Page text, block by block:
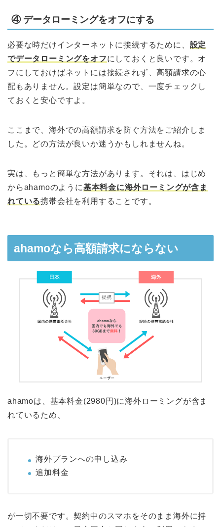
④ データローミングをオフにする
必要な時だけインターネットに接続するために、 設定
でデータローミングをオフにしておくと良いです。オ
フにしておけばネットには接続されず、高額請求の心
配もありません。設定は簡単なので、一度チェックし
ておくと安心ですよ。
ここまで、海外での高額請求を防ぐ方法をご紹介しま
した。どの方法が良いか迷うかもしれませんね。
実は、もっと簡単な方法があります。それは、はじめ
からahamoのように基本料金に海外ローミングが含ま
れている携帯会社を利用することです。
ahamoなら高額請求にならない
ahamoは、基本料金(2980円)に海外ローミングが含ま
れているため、
海外プランへの申し込み
追加料金
が一切不要です。契約中のスマホをそのまま海外に持